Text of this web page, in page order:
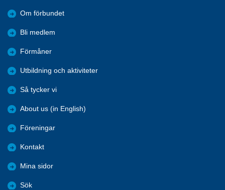
Om förbundet
Bli medlem
Förmåner
Utbildning och aktiviteter
Så tycker vi
About us (in English)
Föreningar
Kontakt
Mina sidor
Sök